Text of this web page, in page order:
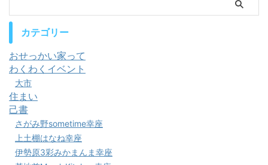
カテゴリー
おせっかい家って
わくわくイベント
大市
住まい
己書
さがみ野sometime幸座
上土棚はなね幸座
伊勢原3彩みかまんま幸座